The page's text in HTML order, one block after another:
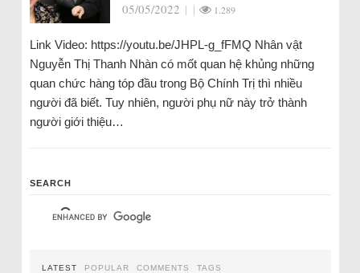
05/05/2022 | | 1.289
Link Video: https://youtu.be/JHPL-g_fFMQ Nhân vật
Nguyễn Thị Thanh Nhàn có mốt quan hệ khủng những
quan chức hàng tóp đầu trong Bộ Chính Trị thì nhiều
người đã biết. Tuy nhiên, người phụ nữ này trở thành
người giới thiệu…
SEARCH
LATEST POPULAR COMMENTS TAGS